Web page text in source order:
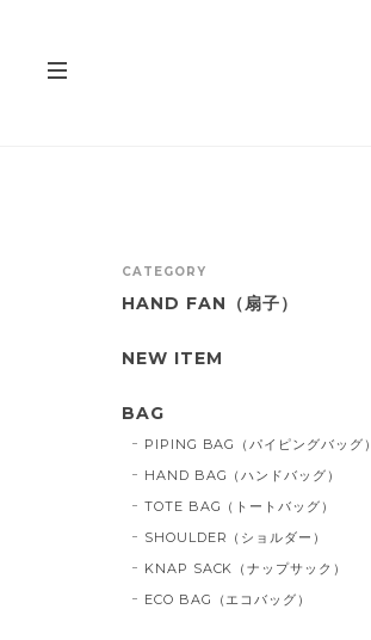
CATEGORY
HAND FAN（扇子）
NEW ITEM
BAG
PIPING BAG（パイピングバッグ）
HAND BAG（ハンドバッグ）
TOTE BAG（トートバッグ）
SHOULDER（ショルダー）
KNAP SACK（ナップサック）
ECO BAG（エコバッグ）